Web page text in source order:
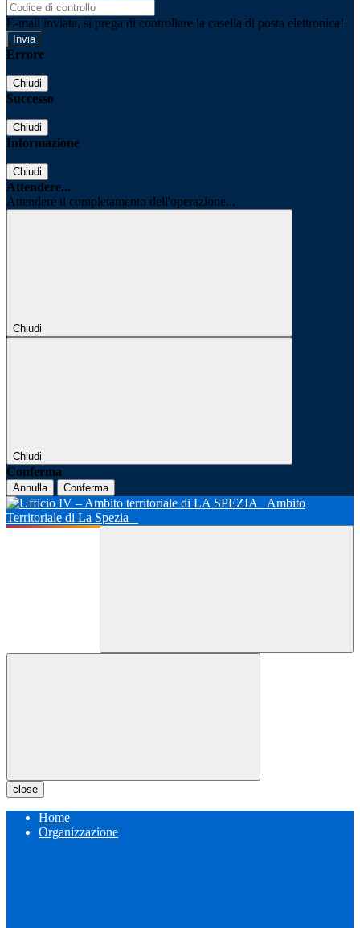
E-mail inviata, si prega di controllare la casella di posta elettronica!
Errore
Chiudi
Successo
Chiudi
Informazione
Chiudi
Attendere...
Attendere il completamento dell'operazione...
Chiudi
Chiudi
Conferma
Annulla Conferma
Ambito
Territoriale di La Spezia
close
Home
Organizzazione